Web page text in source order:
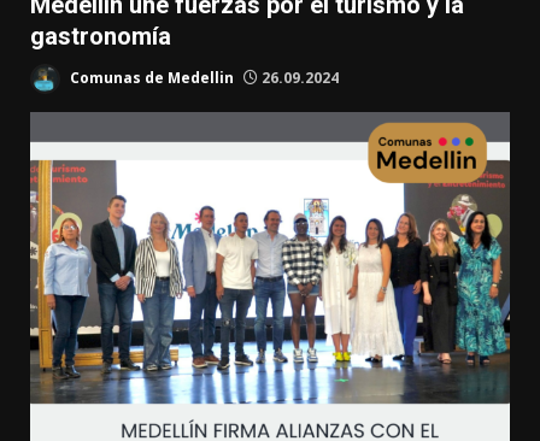
gastronomía
Comunas de Medellin 26.09.2024